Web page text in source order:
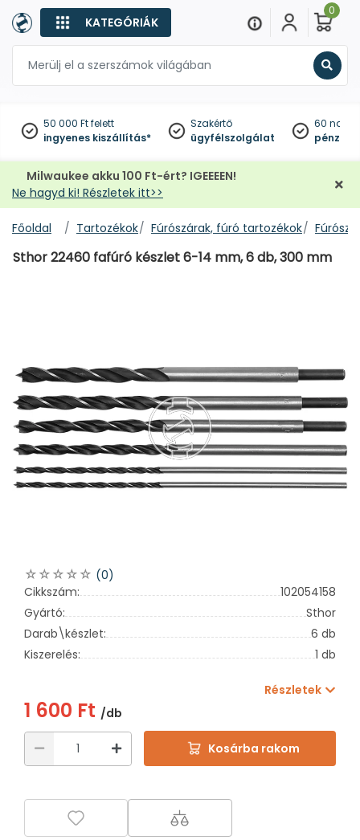
KATEGÓRIÁK
0
50 000 Ft felett
ingyenes kiszállítás*
Szakértő
ügyfélszolgálat
60
Milwaukee akku 100 Ft-ért? IGEEEEN!
Ne hagyd ki! Részletek itt>>
Főoldal Tartozékok Fúrószárak, fúró tartozékok
Sthor 22460 fafúró készlet 6-14 mm, 6 db, 300 mm
(0)
Cikkszám:
102054158
Gyártó:
Sthor
Darab\készlet:
6 db
Kiszerelés:
1 db
Részletek
1 600 Ft /db
Kosárba rakom